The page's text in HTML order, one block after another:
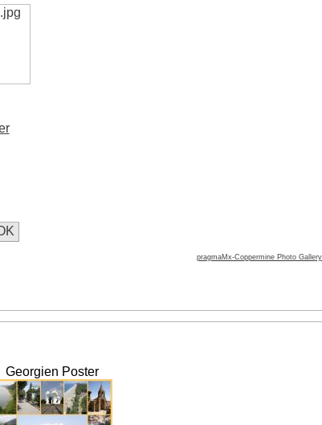
pragmaMx-Coppermine Photo Gallery
Georgien Poster